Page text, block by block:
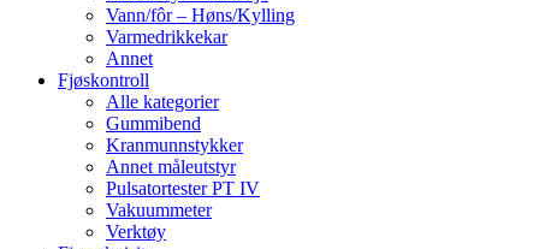
Vann/fôr – Høns/Kylling
Varmedrikkekar
Annet
Fjøskontroll
Alle kategorier
Gummibend
Kranmunnstykker
Annet måleutstyr
Pulsatortester PT IV
Vakuummeter
Verktøy